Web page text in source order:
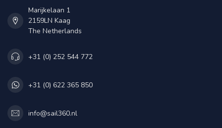
Marijkelaan 1
2159LN Kaag
The Netherlands
+31 (0) 252 544 772
+31 (0) 622 365 850
info@sail360.nl